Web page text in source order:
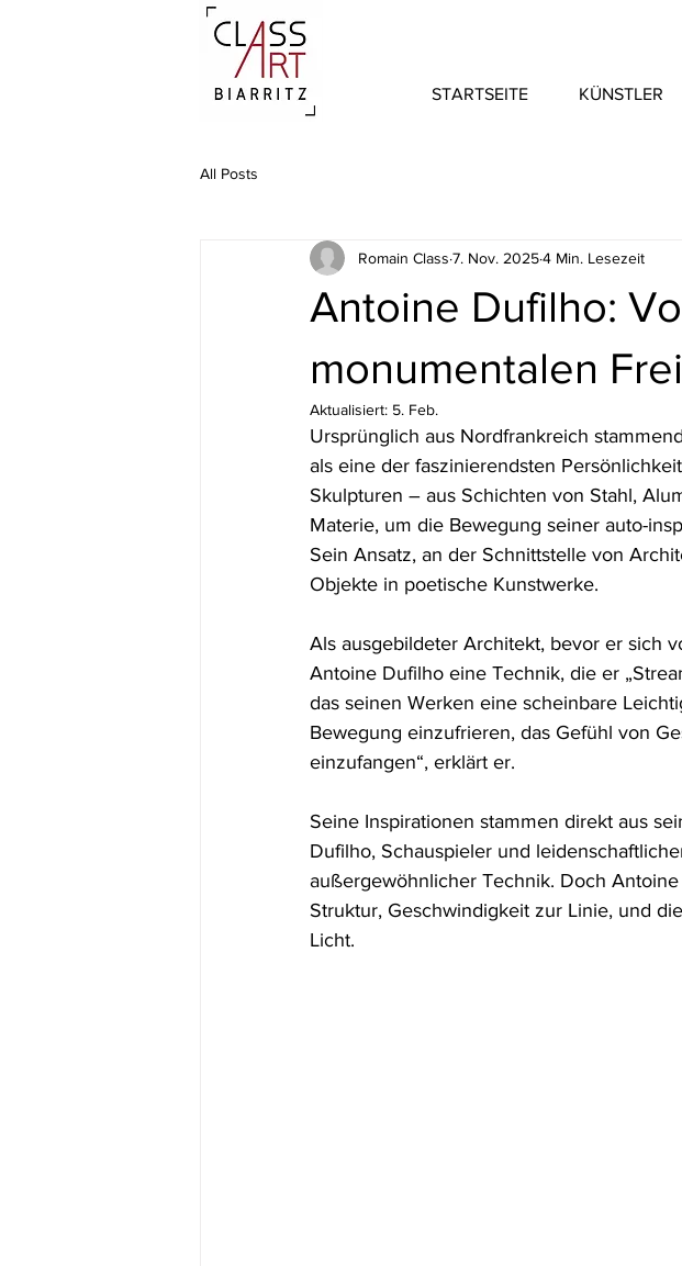
STARTSEITE KÜNSTLER
All Posts
Antoine Dufilho:
monumentalen
Romain Class 7. Nov. 20254 Min. Lesezeit
Aktualisiert: 5. Feb.
Ursprünglich aus Nordfrankreich
als eine der faszinierendsten
Skulpturen – aus Schichten von Stahl,
Materie, um die Bewegung seiner auto-
Sein Ansatz, an der Schnittstelle von
Objekte in poetische Kunstwerke.
Als ausgebildeter Architekt, bevor er sich
Antoine Dufilho eine Technik, die er
das seinen Werken eine scheinbare
Bewegung einzufrieren, das Gefühl von
einzufangen“, erklärt er.
Seine Inspirationen stammen direkt aus
Dufilho, Schauspieler und
außergewöhnlicher Technik. Doch
Struktur, Geschwindigkeit zur Linie, und
Licht.